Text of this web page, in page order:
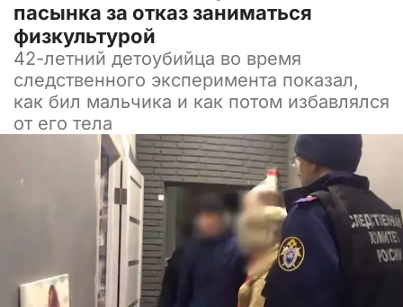
пасынка за отказ заниматься
физкультурой
42-летний детоубийца во время
следственного эксперимента показал,
как бил мальчика и как потом избавлялся
от его тела